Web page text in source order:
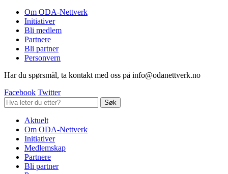
Om ODA-Nettverk
Initiativer
Bli medlem
Partnere
Bli partner
Personvern
Har du spørsmål, ta kontakt med oss på info@odanettverk.no
Facebook Twitter
Aktuelt
Om ODA-Nettverk
Initiativer
Medlemskap
Partnere
Bli partner